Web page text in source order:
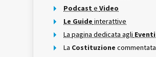
Podcast e Video
Le Guide interattive
La pagina dedicata agli Eventi
La Costituzione commentata